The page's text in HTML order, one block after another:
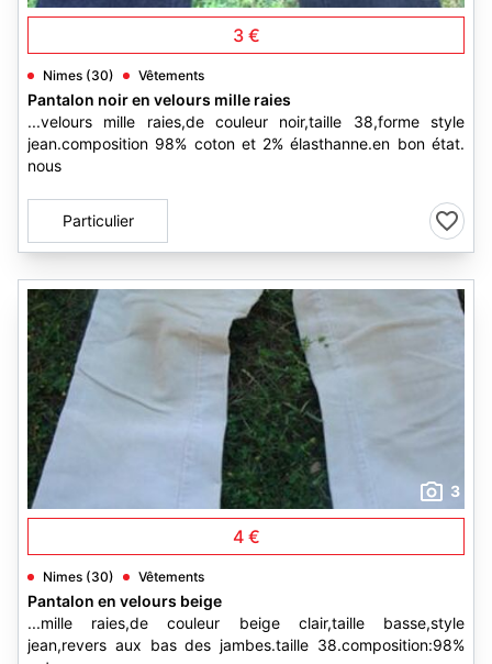
3 €
Nimes (30) Vêtements
Pantalon noir en velours mille raies
...velours mille raies,de couleur noir,taille 38,forme style
jean.composition 98% coton et 2% élasthanne.en bon état.
nous
Particulier
3
4 €
Nimes (30) Vêtements
Pantalon en velours beige
...mille raies,de couleur beige clair,taille basse,style
jean,revers aux bas des jambes.taille 38.composition:98%